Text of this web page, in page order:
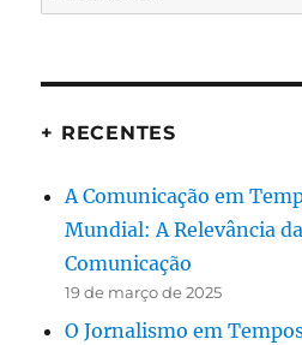
por:
+ RECENTES
A Comunicação em
Mundial: A Relevância
Comunicação
19 de março de 2025
O Jornalismo em